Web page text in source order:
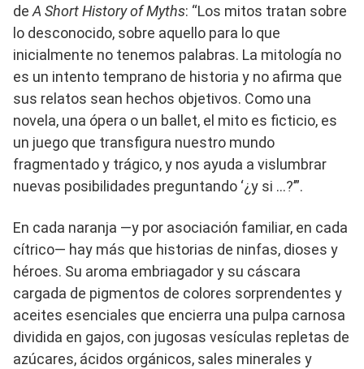
deA Short History of Myths: “Los mitos tratan sobre
lo desconocido, sobre aquello para lo que
inicialmente no tenemos palabras. La mitología no
es un intento temprano de historia y no afirma que
sus relatos sean hechos objetivos. Como una
novela, una ópera o un ballet, el mito es ficticio, es
un juego que transfigura nuestro mundo
fragmentado y trágico, y nos ayuda a vislumbrar
nuevas posibilidades preguntando ‘¿y si …?’”.
En cada naranja —y por asociación familiar, en cada
cítrico— hay más que historias de ninfas, dioses y
héroes. Su aroma embriagador y su cáscara
cargada de pigmentos de colores sorprendentes y
aceites esenciales que encierra una pulpa carnosa
dividida en gajos, con jugosas vesículas repletas de
azúcares, ácidos orgánicos, sales minerales y